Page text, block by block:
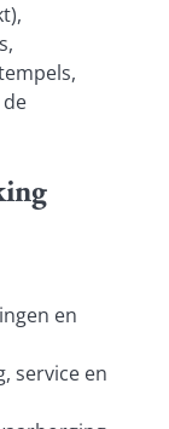
en
service en